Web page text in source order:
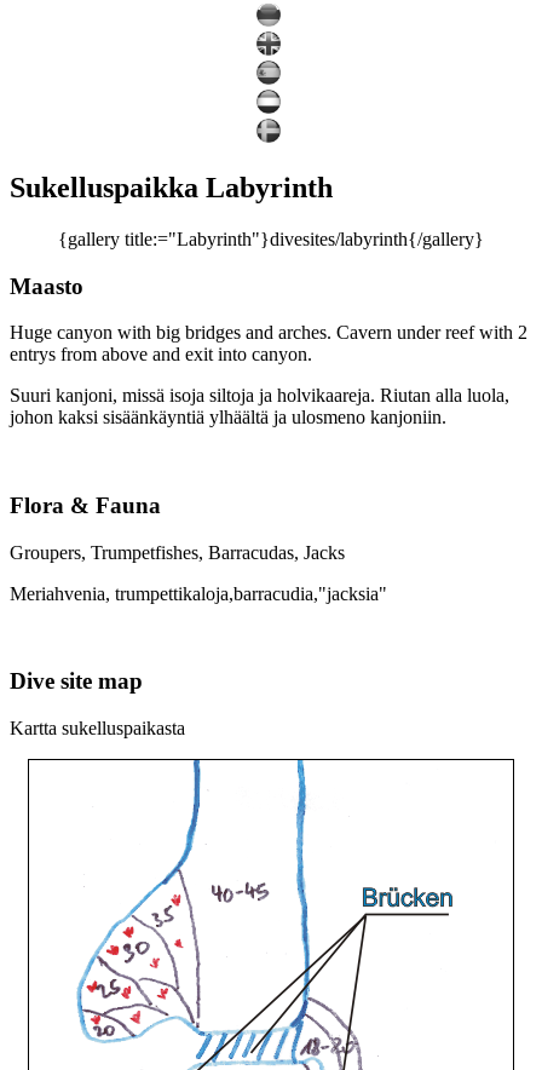
Sukelluspaikka Labyrinth
{gallery title:="Labyrinth"}divesites/labyrinth{/gallery}
Maasto
Huge canyon with big bridges and arches. Cavern under reef with 2
entrys from above and exit into canyon.
Suuri kanjoni, missä isoja siltoja ja holvikaareja. Riutan alla luola,
johon kaksi sisäänkäyntiä ylhäältä ja ulosmeno kanjoniin.
Flora & Fauna
Groupers, Trumpetfishes, Barracudas, Jacks
Meriahvenia, trumpettikaloja,barracudia,"jacksia"
Dive site map
Kartta sukelluspaikasta